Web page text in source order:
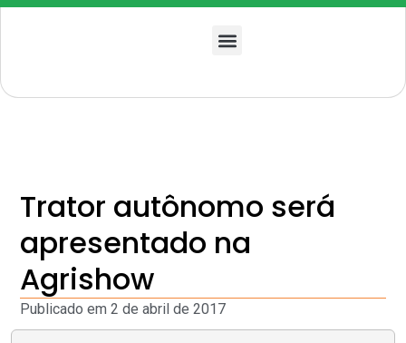
Trator autônomo será
apresentado na
Agrishow
Publicado em 2 de abril de 2017